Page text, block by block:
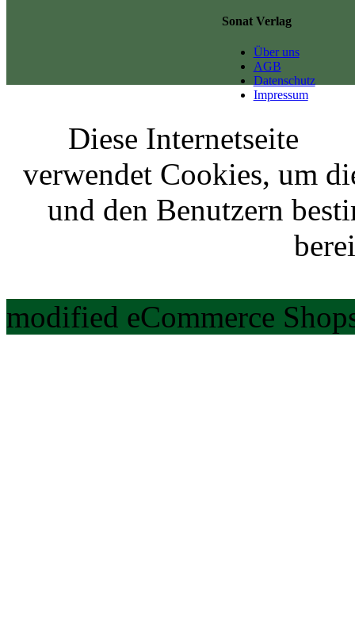
Sonat Verlag
Über uns
AGB
Datenschutz
Impressum
Diese Internetseite
verwendet Cookies, um
und den Benutzern
modified eCommerce